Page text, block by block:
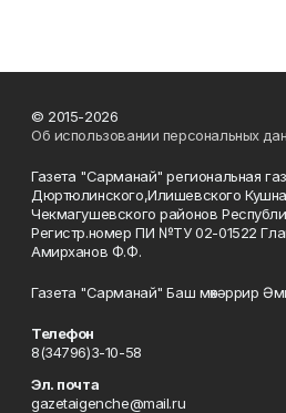
© 2015-2026
Об использовании персональных
Газета "Сарманай" региональная
Дюртюлинского,Илишевского
Чекмагушевского районов
Регистр.номер ПИ №ТУ 02-01522
Амирханов Ф.Ф.
Газета "Сарманай" Баш мөхәррир
Телефон
8(34796)3-10-58
Эл. почта
gazetaigenche@mail.ru